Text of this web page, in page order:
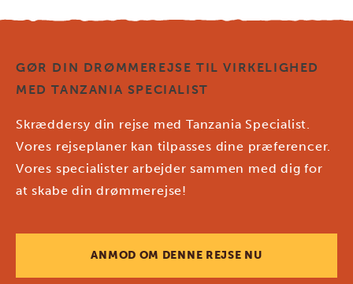
GØR DIN DRØMMEREJSE TIL VIRKELIGHED
MED TANZANIA SPECIALIST
Skræddersy din rejse med Tanzania Specialist.
Vores rejseplaner kan tilpasses dine præferencer.
Vores specialister arbejder sammen med dig for
at skabe din drømmerejse!
ANMOD OM DENNE REJSE NU